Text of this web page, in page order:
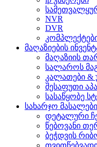
NVR
DVR
მაღაზიების
მაღაზიის
სალაროს
კალათები &
შესაფუთი
სასაწყობე
სახარჯო მასალები
დეტალური
წებოვანი
ბეჭდვის